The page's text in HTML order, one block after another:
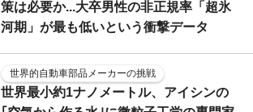
策は必要か...大卒男性の非正規率「超氷
河期」が最も低いという衝撃データ
世界的自動車部品メーカーの挑戦
世界最小約1ナノメートル、アイシンの